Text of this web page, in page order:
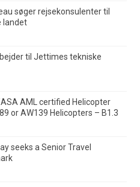
søger rejsekonsulenter til
landet
til Jettimes tekniske
AML certified Helicopter
or AW139 Helicopters – B1.3
seeks a Senior Travel